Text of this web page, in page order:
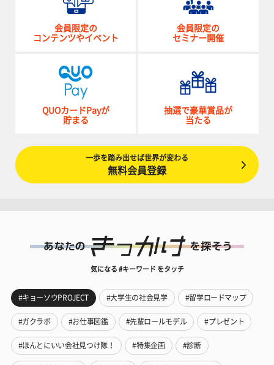
会員限定の
コンテンツやイベント
会員限定の
セミナー開催
QUOカードPayが
貯まる
抽選で豪華賞品が
当たる
一歩を踏み出せば世界が変わる
無料会員登録
気になる #キーワード をタッチ
#キョーソウPROJECT #大学生の社会見学 #留学ロードマップ
#ガクラボ #お仕事図鑑 #先輩ロールモデル #プレゼント
#ほんとにいい会社見つけ隊！ #特集企画 #診断